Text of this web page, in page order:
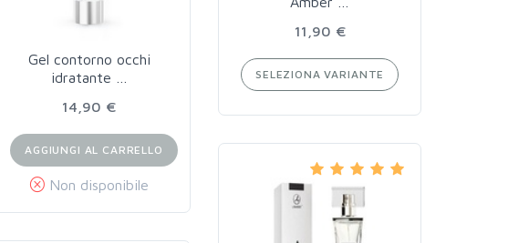
11,90 €
SELEZIONA VARIANTE
Gel contorno occhi
idratante …
14,90 €
AGGIUNGI AL CARRELLO
Non disponibile